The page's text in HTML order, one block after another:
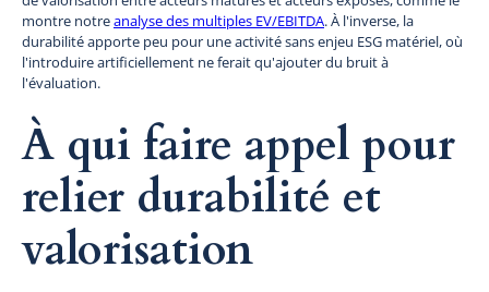
montre notreanalyse des multiples EV/EBITDA. À l'inverse, la
durabilité apporte peu pour une activité sans enjeu ESG matériel, où
l'introduire artificiellement ne ferait qu'ajouter du bruit à
l'évaluation.
À qui faire appel pour
relier durabilité et
valorisation